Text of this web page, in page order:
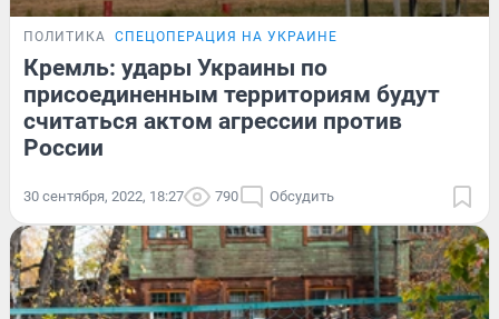
ПОЛИТИКА СПЕЦОПЕРАЦИЯ НА УКРАИНЕ
Кремль: удары Украины по
присоединенным территориям будут
считаться актом агрессии против
России
30 сентября, 2022, 18:27 790 Обсудить